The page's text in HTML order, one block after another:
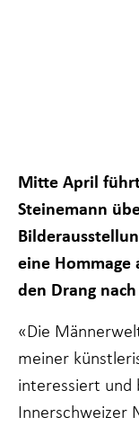
Mitte April
Steinemann
eine Hommage
den Drang
«Die
meiner
interessiert und
Innerschweizer
Notwendig
Cookies sind
optional. Sie
notwendig,
damit die
funktioniert.